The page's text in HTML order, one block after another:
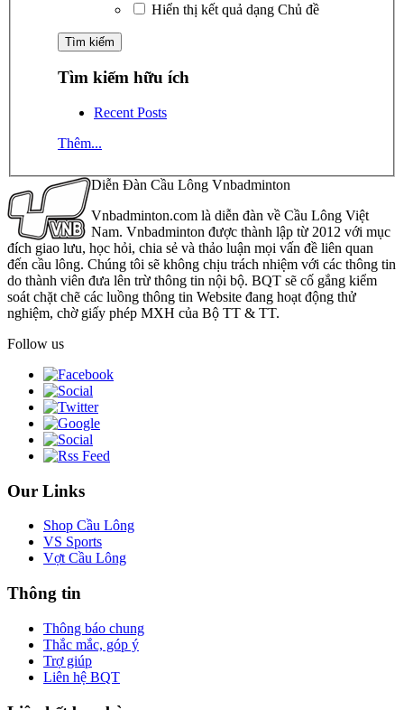
Hiển thị kết quả dạng Chủ đề
Tìm kiếm hữu ích
Recent Posts
Thêm...
Diễn Đàn Cầu Lông Vnbadminton
Vnbadminton.com là diễn đàn về Cầu Lông Việt
Nam. Vnbadminton được thành lập từ 2012 với mục
đích giao lưu, học hỏi, chia sẻ và thảo luận mọi vấn đề liên quan
đến cầu lông. Chúng tôi sẽ không chịu trách nhiệm với các thông tin
do thành viên đưa lên trừ thông tin nội bộ. BQT sẽ cố gắng kiểm
soát chặt chẽ các luồng thông tin Website đang hoạt động thử
nghiệm, chờ giấy phép MXH của Bộ TT & TT.
Follow us
Our Links
Shop Cầu Lông
VS Sports
Vợt Cầu Lông
Thông tin
Thông báo chung
Thắc mắc, góp ý
Trợ giúp
Liên hệ BQT